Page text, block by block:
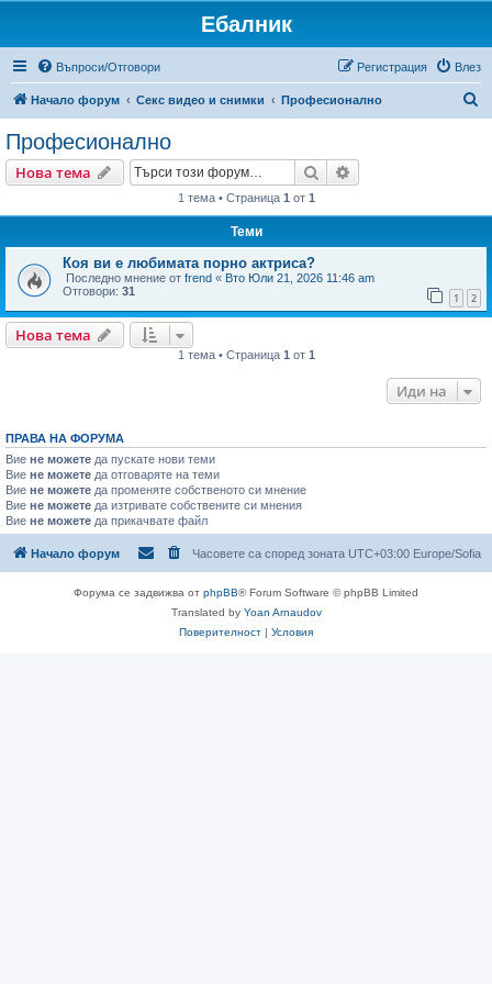
Ебалник
Въпроси/Отговори Влез
Регистрация
Начало форум Секс видео и снимки Професионално
Професионално
Нова тема Търсене
1 тема • Страница 1 от 1
Теми
Коя ви е любимата порно актриса?
Последно мнение от frend « Вто Юли 21, 2026 11:46 am
Отговори: 31 1 2
Нова тема
1 тема • Страница 1 от 1
Иди на
ПРАВА НА ФОРУМА
Вие не можете да пускате нови теми
Вие не можете да отговаряте на теми
Вие не можете да променяте собственото си мнение
Вие не можете да изтривате собствените си мнения
Вие не можете да прикачвате файл
Начало форум Часовете са според зоната UTC+03:00 Europe/Sofia
Форума се задвижва от phpBB® Forum Software © phpBB Limited
Translated by Yoan Arnaudov
Поверителност | Условия